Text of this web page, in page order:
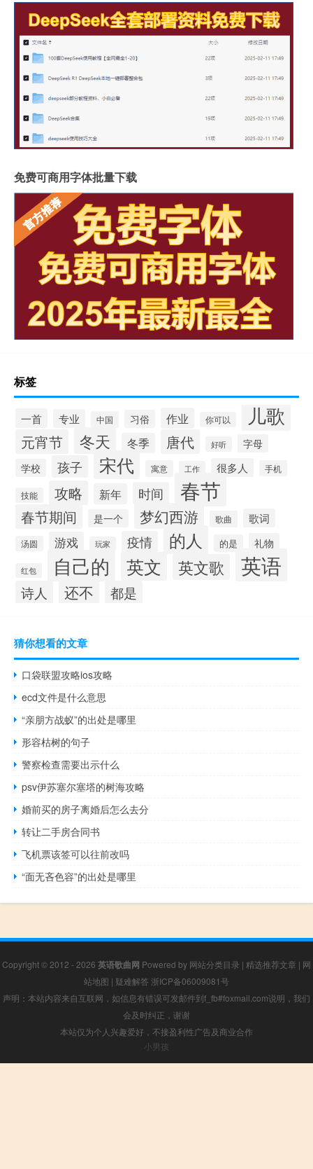
免费可商用字体批量下载
标签
一首 专业 中国 习俗 作业 你可以 儿歌
元宵节 冬天 冬季 唐代 好听
字母
学校
孩子 宋代 寓意 工作 很多人 手机
技能 攻略 新年 时间 春节
春节期间 是一个 梦幻西游 歌曲 歌词
汤圆 游戏 玩家 疫情 的人 的是 礼物
红包 自己的 英文 英文歌 英语
诗人 还不 都是
猜你想看的文章
口袋联盟攻略ios攻略
ecd文件是什么意思
“亲朋方战蚁”的出处是哪里
形容枯树的句子
警察检查需要出示什么
psv伊苏塞尔塞塔的树海攻略
婚前买的房子离婚后怎么去分
转让二手房合同书
飞机票该签可以往前改吗
“面无吝色容”的出处是哪里
Copyright © 2012 - 2026 英语歌曲网 Powered by 网站分类目录 | 精选推荐文章 | 网
站地图 | 疑难解答 浙ICP备06009081号
声明：本站内容来自互联网，如信息有错误可发邮件到f_fb#foxmail.com说明，我们
会及时纠正，谢谢
本站仅为个人兴趣爱好，不接盈利性广告及商业合作
小男孩